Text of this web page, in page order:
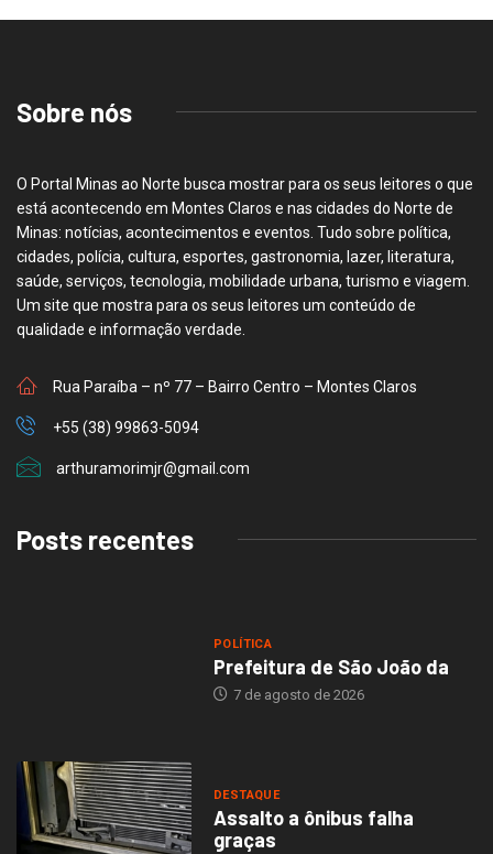
Sobre nós
O Portal Minas ao Norte busca mostrar para os seus leitores o que
está acontecendo em Montes Claros e nas cidades do Norte de
Minas: notícias, acontecimentos e eventos. Tudo sobre política,
cidades, polícia, cultura, esportes, gastronomia, lazer, literatura,
saúde, serviços, tecnologia, mobilidade urbana, turismo e viagem.
Um site que mostra para os seus leitores um conteúdo de
qualidade e informação verdade.
Rua Paraíba – nº 77 – Bairro Centro – Montes Claros
+55 (38) 99863-5094
arthuramorimjr@gmail.com
Posts recentes
POLÍTICA
Prefeitura de São João da
7 de agosto de 2026
DESTAQUE
Assalto a ônibus falha
graças